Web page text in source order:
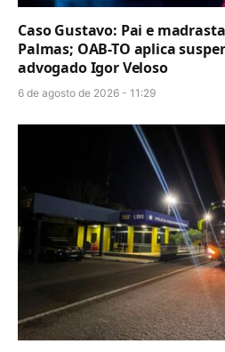
Caso Gustavo: Pai e
Palmas; OAB-TO aplica
advogado Igor Veloso
6 de agosto de 2026 - 11:29